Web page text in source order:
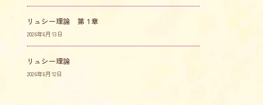
リュシー理論 第１章
2026年6月13日
リュシー理論
2026年6月12日